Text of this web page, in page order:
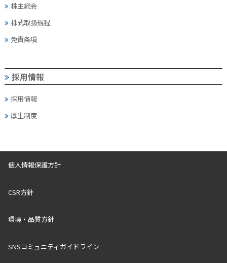
株主総会
株式取扱規程
免責条項
採用情報
採用情報
厚生制度
個人情報保護方針
CSR方針
環境・品質方針
SNSコミュニティガイドライン